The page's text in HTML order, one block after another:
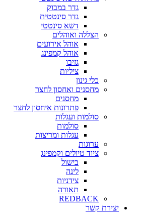
גדר במבוק
גדר סינטטית
דשא סינטטי
הצללה ואוהלים
אוהל אירועים
אוהל קמפינג
גזיבו
ציליות
כלי גינון
מחסנים ואחסון לחצר
מחסנים
פתרונות איחסון לחצר
סולמות ועגלות
סולמות
עגלות ומריצות
ערוגות
ציוד טיולים וקמפינג
בישול
לינה
צידניות
תאורה
REDBACK
יצירת קשר